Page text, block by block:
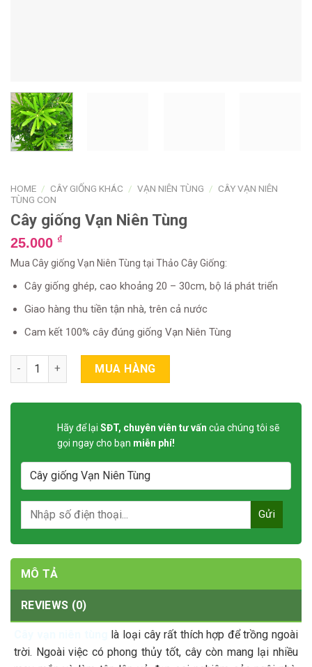
HOME / CÂY GIỐNG KHÁC / VẠN NIÊN TÙNG / CÂY VẠN NIÊN
TÙNG CON
Cây giống Vạn Niên Tùng
25.000 ₫
Mua Cây giống Vạn Niên Tùng tại Thảo Cây Giống:
Cây giống ghép, cao khoảng 20 – 30cm, bộ lá phát triển
Giao hàng thu tiền tận nhà, trên cả nước
Cam kết 100% cây đúng giống Vạn Niên Tùng
Cây giống Vạn Niên Tùng quantity
MUA HÀNG
Hãy để lại SĐT, chuyên viên tư vấn của chúng tôi sẽ
gọi ngay cho bạn miễn phí!
MÔ TẢ
REVIEWS (0)
là loại cây rất thích hợp để trồng ngoài
trời. Ngoài việc có phong thủy tốt, cây còn mang lại nhiều